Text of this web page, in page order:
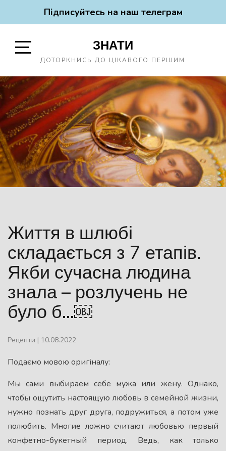
Підписуйтесь на наш телеграм
Sidebar
ЗНАТИ
ДОТОРКНИСЬ ДО ЦІКАВОГО ПЕРШИМ
Життя в шлюбі
складається з 7 етапів.
Якби сучасна людина
знала – розлучень не
було б…￼
Рецепти | 10.08.2022
Подаємо мовою оригіналу:
Мы сами выбираем себе мужа или жену. Однако,
чтобы ощутить настоящую любовь в семейной жизни,
нужно познать друг друга, подружиться, а потом уже
полюбить. Многие ложно считают любовью первый
конфетно-букетный период. Ведь, как только